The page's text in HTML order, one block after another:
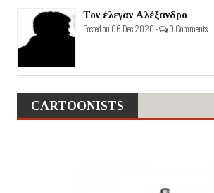
Τον έλεγαν Αλέξανδρο
Posted on 06 Dec 2020 - 0 Comments
CARTOONISTS